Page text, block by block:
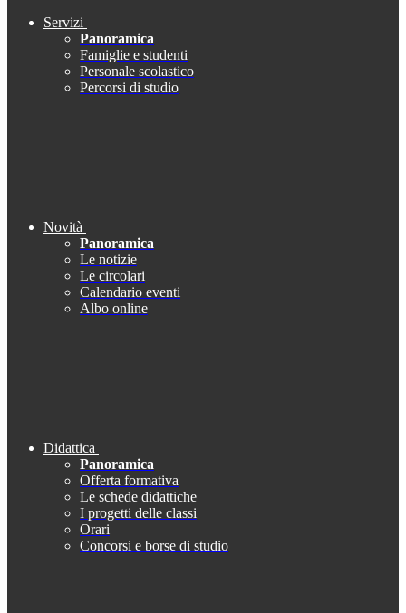
Servizi
Panoramica
Famiglie e studenti
Personale scolastico
Percorsi di studio
Novità
Panoramica
Le notizie
Le circolari
Calendario eventi
Albo online
Didattica
Panoramica
Offerta formativa
Le schede didattiche
I progetti delle classi
Orari
Concorsi e borse di studio